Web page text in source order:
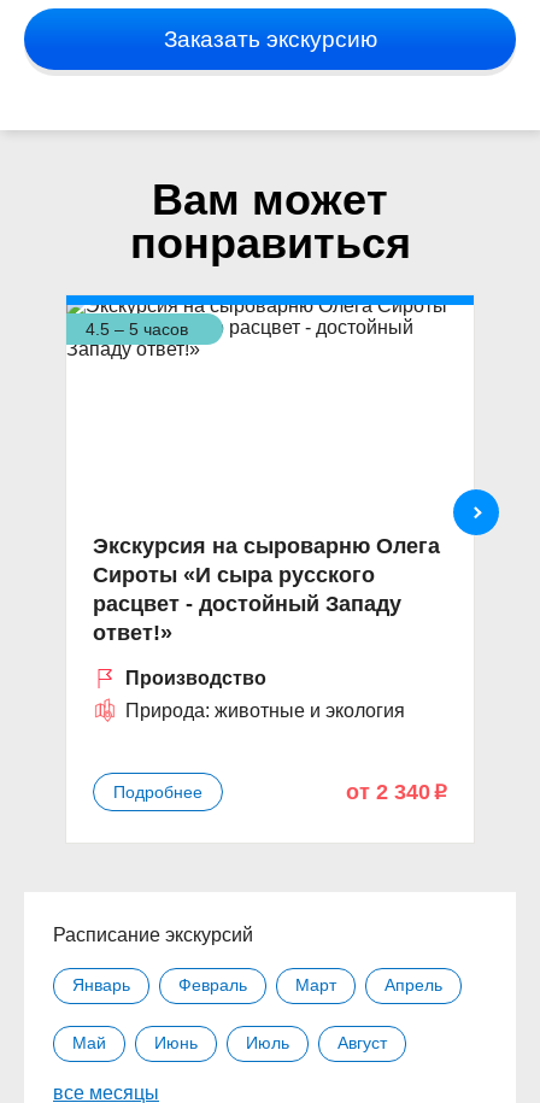
Заказать экскурсию
Вам может
понравиться
4.5 – 5 часов
Экскурсия на сыроварню Олега
Сироты «И сыра русского
расцвет - достойный Западу
ответ!»
Производство
Природа: животные и экология
Подробнее от 2 340 p
Расписание экскурсий
Январь Февраль Март Апрель
Май Июнь Июль Август
все месяцы